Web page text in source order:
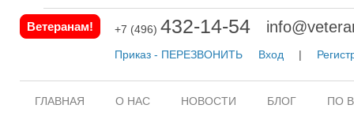
Ветеранам! +7 (496) 432-14-54
Приказ - ПЕРЕЗВОНИТЬ Вход |
ГЛАВНАЯ О НАС НОВОСТИ БЛОГ ПО